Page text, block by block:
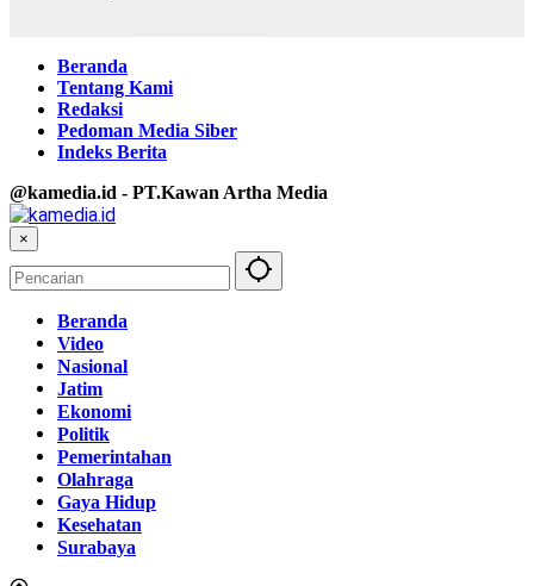
Beranda
Tentang Kami
Redaksi
Pedoman Media Siber
Indeks Berita
@kamedia.id - PT.Kawan Artha Media
×
Beranda
Video
Nasional
Jatim
Ekonomi
Politik
Pemerintahan
Olahraga
Gaya Hidup
Kesehatan
Surabaya